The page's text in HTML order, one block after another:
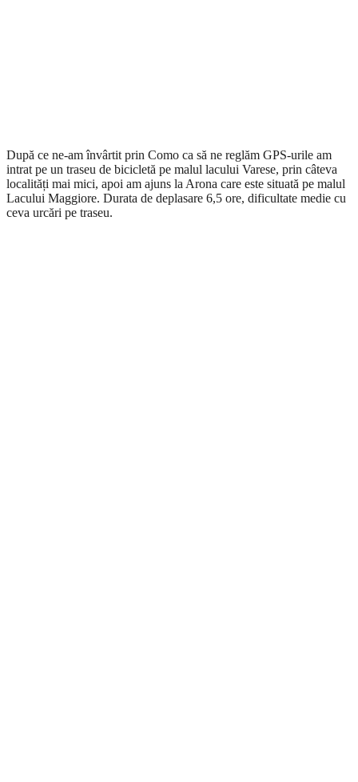
După ce ne-am învârtit prin Como ca să ne reglăm GPS-urile am
intrat pe un traseu de bicicletă pe malul lacului Varese, prin câteva
localități mai mici, apoi am ajuns la Arona care este situată pe malul
Lacului Maggiore. Durata de deplasare 6,5 ore, dificultate medie cu
ceva urcări pe traseu.